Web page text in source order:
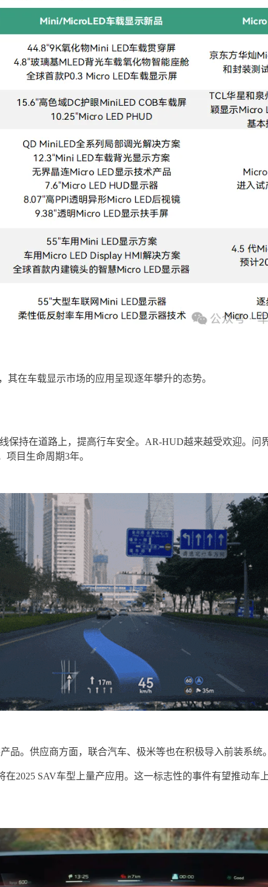
在车载显示市场的应用呈现逐年攀升的态势。
保持在道路上，提高行车安全。AR-HUD越来越受欢迎。
目生命周期3年。
品。供应商方面，联合汽车、极米等也在积极导入前装系统。
2025 SAV车型上量产应用。这一标志性的事件有望推动